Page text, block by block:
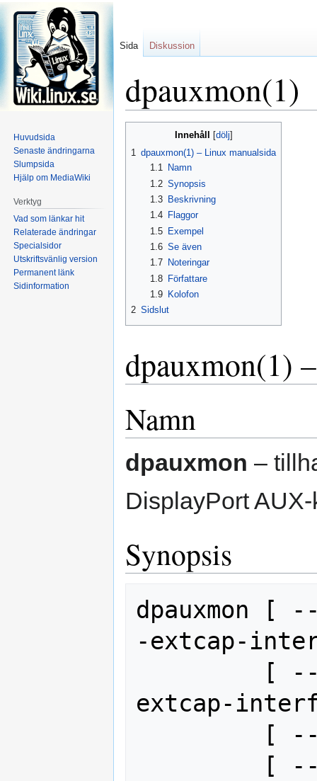
dpauxmon(1)
navigering
Innehåll
1 dpauxmon(1) – Linux manualsida
1.1
Namn
1.2 Synopsis
1.3
Beskrivning
1.4
Flaggor
1.5
Exempel
1.6 Se även
1.7
Noteringar
1.8 Författare
1.9
Kolofon
2 Sidslut
dpauxmon(1)
Namn
dpauxmon –
DisplayPort
Synopsis
dpauxmon
-extcap-
extcap-
Sida Diskussion
Huvudsida
Senaste ändringarna
Slumpsida
Hjälp om MediaWiki
Verktyg
Vad som länkar hit
Relaterade ändringar
Specialsidor
Utskriftsvänlig version
Permanent länk
Sidinformation